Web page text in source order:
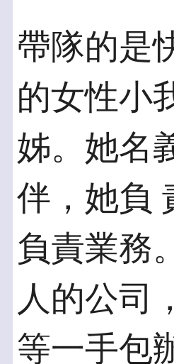
帶隊的是
的女性小
姊。她名
伴，她負
負責業務
人的公司
等一手包